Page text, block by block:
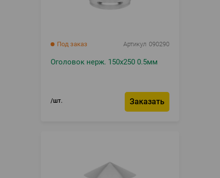
Под заказ Артикул 090290
Оголовок нерж. 150х250 0.5мм
шт. Заказать